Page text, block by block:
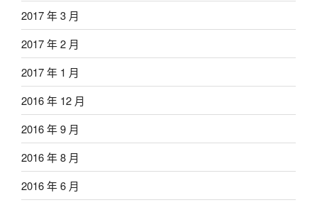
2017 年 3 月
2017 年 2 月
2017 年 1 月
2016 年 12 月
2016 年 9 月
2016 年 8 月
2016 年 6 月